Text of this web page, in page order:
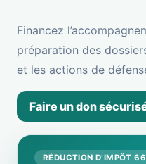
Financez
préparation des
et les actions de
Faire un don
RÉDUCTION D’IMPÔT